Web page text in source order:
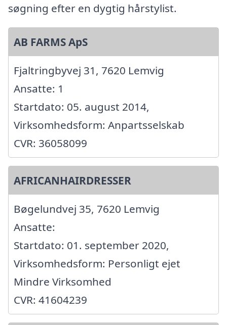
søgning efter en dygtig hårstylist.
AB FARMS ApS
Fjaltringbyvej 31, 7620 Lemvig
Ansatte: 1
Startdato: 05. august 2014,
Virksomhedsform: Anpartsselskab
CVR: 36058099
AFRICANHAIRDRESSER
Bøgelundvej 35, 7620 Lemvig
Ansatte:
Startdato: 01. september 2020,
Virksomhedsform: Personligt ejet
Mindre Virksomhed
CVR: 41604239